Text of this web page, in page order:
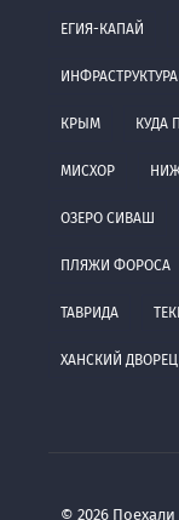
ЕГИЯ-КАПАЙ
КРЫМ КУДА
МИСХОР
ОЗЕРО СИВАШ
ПЛЯЖИ ФОРОСА
ТАВРИДА
ХАНСКИЙ ДВОРЕЦ
© 2026